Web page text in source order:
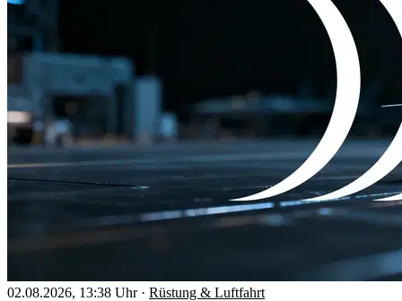
02.08.2026, 13:38 Uhr · Rüstung & Luftfahrt